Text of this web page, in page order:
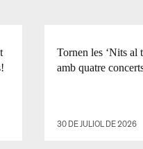
Tornen les ‘Nits al
amb quatre
30 DE JULIOL DE 2026